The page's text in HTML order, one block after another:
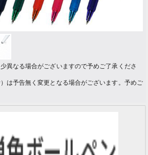
異なる場合がございますので予めご了承くださ
は予告無く変更となる場合がございます。予めご